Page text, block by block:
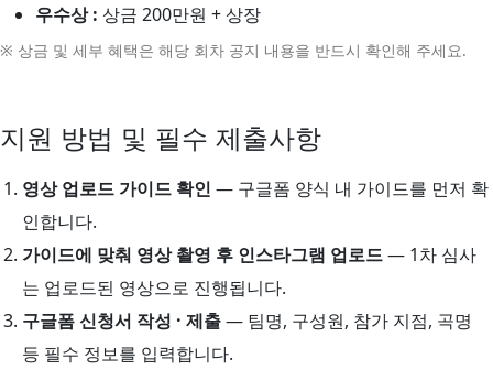
우수상 : 상금 200만원 + 상장
※ 상금 및 세부 혜택은 해당 회차 공지 내용을 반드시 확인해 주세요.
지원 방법 및 필수 제출사항
영상 업로드 가이드 확인 — 구글폼 양식 내 가이드를 먼저 확
인합니다.
가이드에 맞춰 영상 촬영 후 인스타그램 업로드— 1차 심사
는 업로드된 영상으로 진행됩니다.
구글폼 신청서 작성 · 제출— 팀명, 구성원, 참가 지점, 곡명
등 필수 정보를 입력합니다.